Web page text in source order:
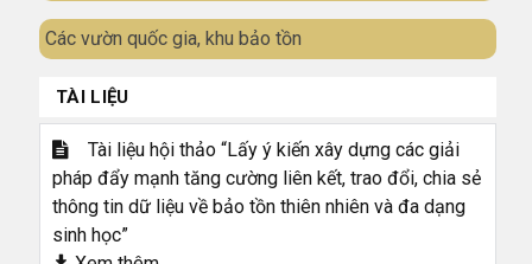
Các vườn quốc gia, khu bảo tồn
TÀI LIỆU
Tài liệu hội thảo “Lấy ý kiến xây dựng các giải
pháp đẩy mạnh tăng cường liên kết, trao đổi, chia sẻ
thông tin dữ liệu về bảo tồn thiên nhiên và đa dạng
sinh học”